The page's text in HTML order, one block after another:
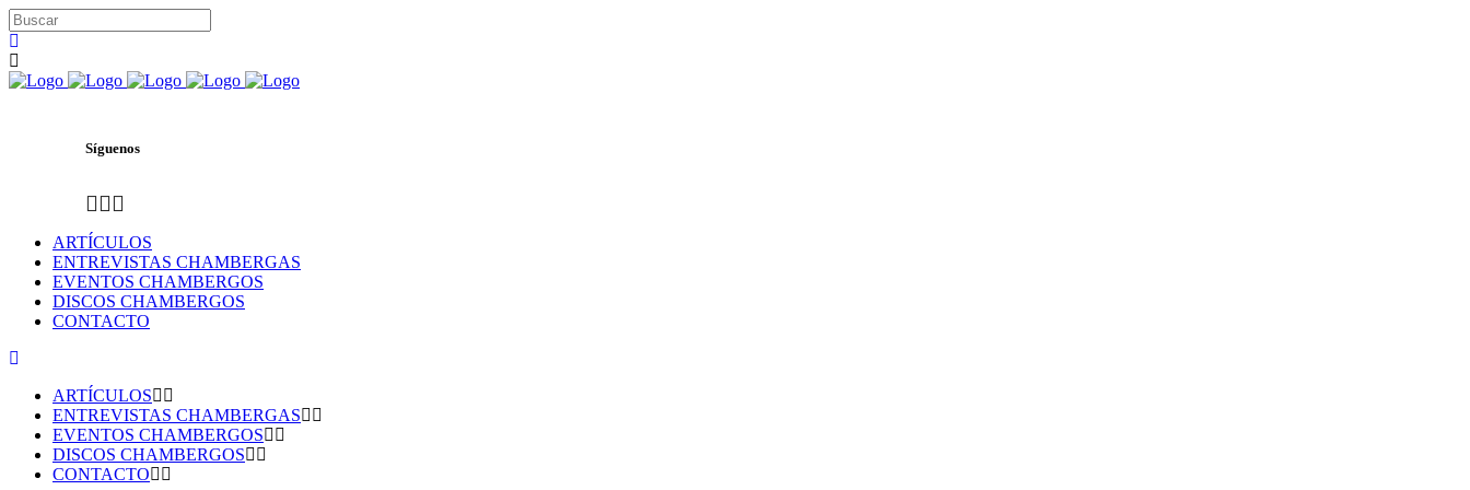
Síguenos
ARTÍCULOS
ENTREVISTAS CHAMBERGAS
EVENTOS CHAMBERGOS
DISCOS CHAMBERGOS
CONTACTO
ARTÍCULOS
ENTREVISTAS CHAMBERGAS
EVENTOS CHAMBERGOS
DISCOS CHAMBERGOS
CONTACTO